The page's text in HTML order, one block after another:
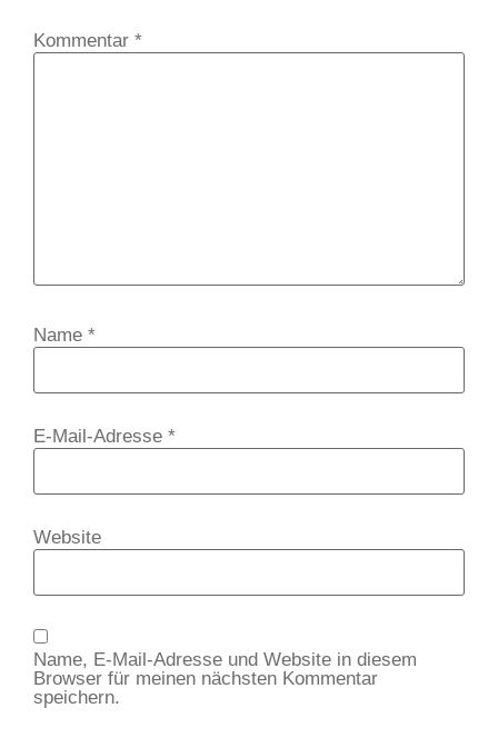
Kommentar *
Name *
E-Mail-Adresse *
Website
Name, E-Mail-Adresse und Website in diesem
Browser für meinen nächsten Kommentar
speichern.